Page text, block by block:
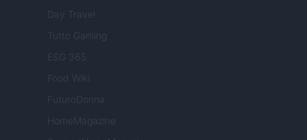
Day Travel
Tutto Gaming
ESG 365
Food Wiki
FuturoDonna
HomeMagazine